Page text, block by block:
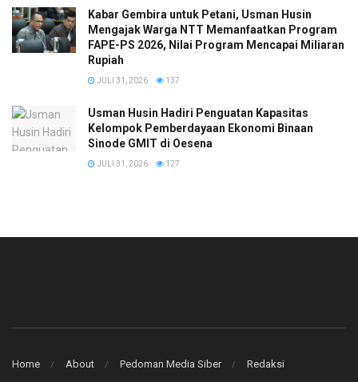
Kabar Gembira untuk Petani, Usman Husin
Mengajak Warga NTT Memanfaatkan Program
FAPE-PS 2026, Nilai Program Mencapai Miliaran
Rupiah
JULI 31, 2026 137
​Usman Husin Hadiri Penguatan Kapasitas
Kelompok Pemberdayaan Ekonomi Binaan
Sinode GMIT di Oesena
JULI 31, 2026 127
Home About Pedoman Media Siber Redaksi